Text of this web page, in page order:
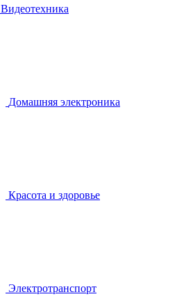
Видеотехника
Домашняя электроника
Красота и здоровье
Электротранспорт